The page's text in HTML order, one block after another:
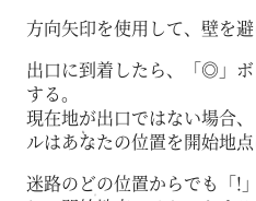
方向矢印を使用して、壁を
出口に到着したら、「◎」
する。
現在地が出口ではない場合
ルはあなたの位置を開始地点
迷路のどの位置からでも「!